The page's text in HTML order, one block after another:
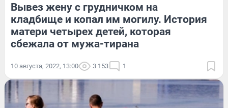
Вывез жену с грудничком на
кладбище и копал им могилу. История
матери четырех детей, которая
сбежала от мужа-тирана
10 августа, 2022, 13:00 3 153 1